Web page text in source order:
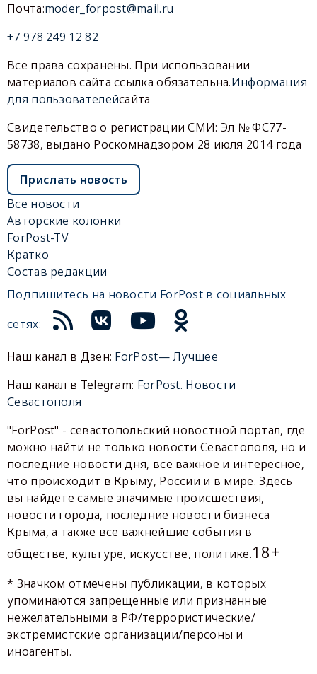
Почта:moder_forpost@mail.ru
+7 978 249 12 82
Все права сохранены. При использовании
материалов сайта ссылка обязательна.Информация
для пользователейсайта
Свидетельство о регистрации СМИ: Эл № ФС77-
58738, выдано Роскомнадзором 28 июля 2014 года
Прислать новость
Все новости
Авторские колонки
ForPost-TV
Кратко
Состав редакции
Подпишитесь на новости ForPost в социальных
сетях:
Наш канал в Дзен: ForPost— Лучшее
Наш канал в Telegram: ForPost. Новости
Севастополя
"ForPost" - севастопольский новостной портал, где
можно найти не только новости Севастополя, но и
последние новости дня, все важное и интересное,
что происходит в Крыму, России и в мире. Здесь
вы найдете самые значимые происшествия,
новости города, последние новости бизнеса
Крыма, а также все важнейшие события в
обществе, культуре, искусстве, политике.18+
* Значком отмечены публикации, в которых
упоминаются запрещенные или признанные
нежелательными в РФ/террористические/
экстремистские организации/персоны и
иноагенты.